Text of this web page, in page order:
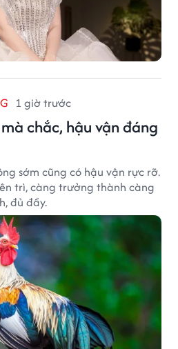
1 giờ trước
chắc, hậu vận đáng
sớm cũng có hậu vận rực rỡ.
trì, càng trưởng thành càng
đủ đầy.